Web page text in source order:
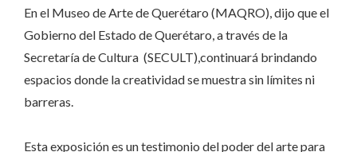
En el Museo de Arte de Querétaro (MAQRO), dijo que el
Gobierno del Estado de Querétaro, a través de la
Secretaría de Cultura (SECULT),continuará brindando
espacios donde la creatividad se muestra sin límites ni
barreras.
Esta exposición es un testimonio del poder del arte para